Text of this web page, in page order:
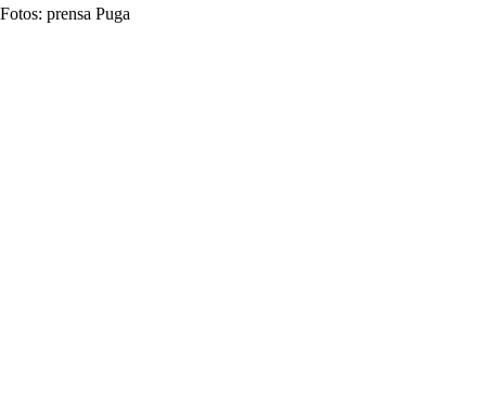
Fotos: prensa Puga